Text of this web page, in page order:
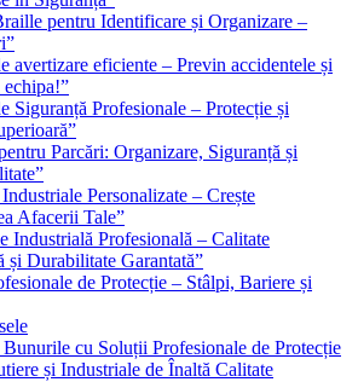
pentru Identificare și Organizare –
avertizare eficiente – Previn accidentele și
echipa!”
Siguranță Profesionale – Protecție și
Parcări: Organizare, Siguranță și
Personalizate – Crește
Afacerii Tale”
Industrială Profesională – Calitate
și Durabilitate Garantată”
de Protecție – Stâlpi, Bariere și
cu Soluții Profesionale de Protecție
și Industriale de Înaltă Calitate